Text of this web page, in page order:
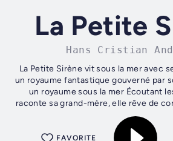
La Petite
Hans Cristian
La Petite Sirène vit sous la mer avec
un royaume fantastique gouverné par
un royaume sous la mer Écoutant
raconte sa grand-mère, elle rêve de
humains. Pour ses...
FAVORITE